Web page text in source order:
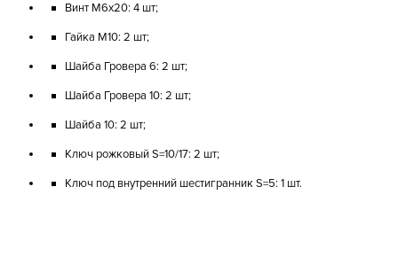
Винт М6x20: 4 шт;
Гайка М10: 2 шт;
Шайба Гровера 6: 2 шт;
Шайба Гровера 10: 2 шт;
Шайба 10: 2 шт;
Ключ рожковый S=10/17: 2 шт;
Ключ под внутренний шестигранник S=5: 1 шт.